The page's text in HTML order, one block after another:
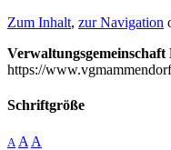
Zum Inhalt, zur Navigation
https://
Schriftgröße
A A A